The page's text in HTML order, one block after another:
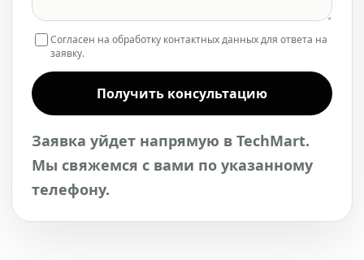
Согласен на обработку контактных данных для ответа на
заявку.
Получить консультацию
Заявка уйдет напрямую в TechMart.
Мы свяжемся с вами по указанному
телефону.